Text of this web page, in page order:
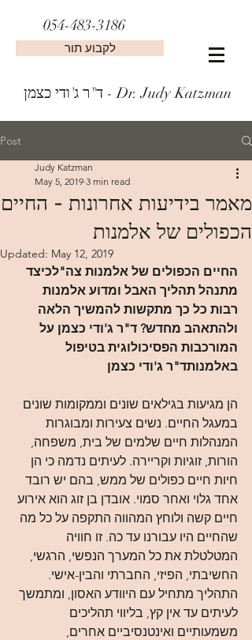
054-483-3186
לקבוע תור
ד"ר ג'ודי כצמן - Dr. Judy Katzman
Post
מאמר בידיעות אחרונות - החיים
הכפולים של אלמנות
Judy Katzman
May 5, 2019 3 min read
Updated: May 12, 2019
החיים הכפולים של אלמנות צה"לכיצד
מתנהל תהליך האבל ומדוע אלמנות
רבות כל כך מתקשות להמשיך הלאה
ולהתאהב מחדש? ד"ר ג'ודי כצמן על
המורכבות הפסיכולוגית בטיפול
באלמנותד"ר ג'ודי כצמן
הן מגיעות בגילאים שונים וממקומות שונים
במעגל החיים. נשים צעירות ומבוגרות
המנהלות חיים שלמים של בית, משפחה,
הורות, זוגיות וקריירה. לעיתים נדמה כי הן
חיות חיים כפולים של ממש, בהם יש רובד
אחד גלוי ואחר סמוי. אובדן בן זוג הוא אירוע
חיים קשה ולוחץ המהווה התקפה על כל מה
שהחיים היו עבורנו עד כה. זו חוויה
המטלטלת את כל המערך הנפשי, הרגשי,
החשיבתי, הפיזי, החברתי והבין-אישי.
התהליך מתחיל עם היוודע האסון, ומתמשך
לעיתים עד אין קץ, בליווי תהליכים
משמעותיים ואינטנסיביים אחרים,